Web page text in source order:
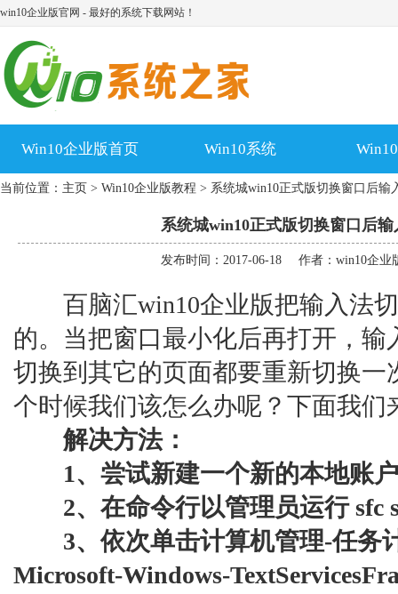
win10企业版官网 - 最好的系统下载网站！
Win10企业版首页 Win10系统
当前位置： 主页 > Win10企业版教程 > 系统城win10正式版切换窗口后输
系统城win10正式版切换窗口后
发布时间：2017-06-18 作者：win10企业
百脑汇win10企业版把输入法切
的。当把窗口最小化后再打开，
切换到其它的页面都要重新切换
个时候我们该怎么办呢？下面我们
解决方法：
1、尝试新建一个新的本地账户
2、在命令行以管理员运行 sfc
3、依次单击计算机管理-任务
Microsoft-Windows-